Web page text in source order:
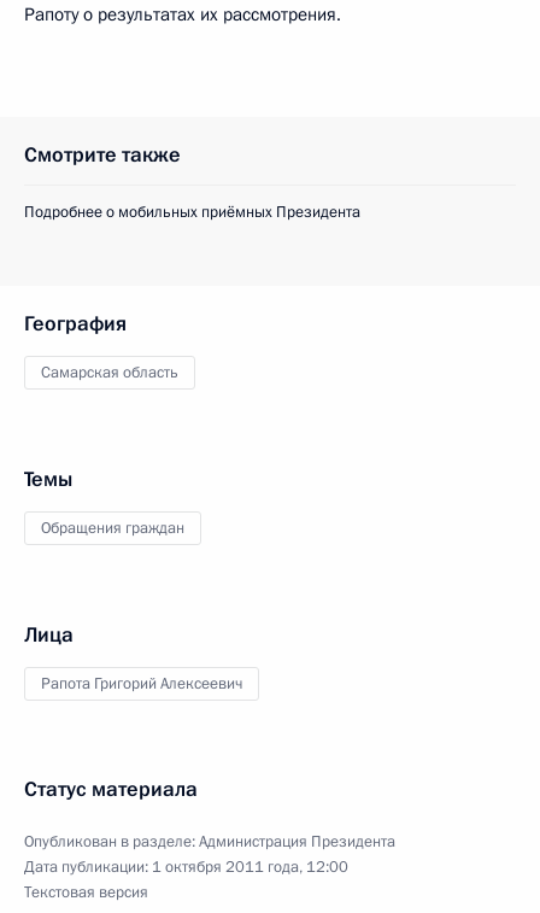
Рапоту о результатах их рассмотрения.
Смотрите также
Подробнее о мобильных приёмных Президента
География
Самарская область
Темы
Обращения граждан
Лица
Рапота Григорий Алексеевич
Статус материала
Опубликован в разделе:Администрация Президента
Дата публикации: 1 октября 2011 года, 12:00
Текстовая версия